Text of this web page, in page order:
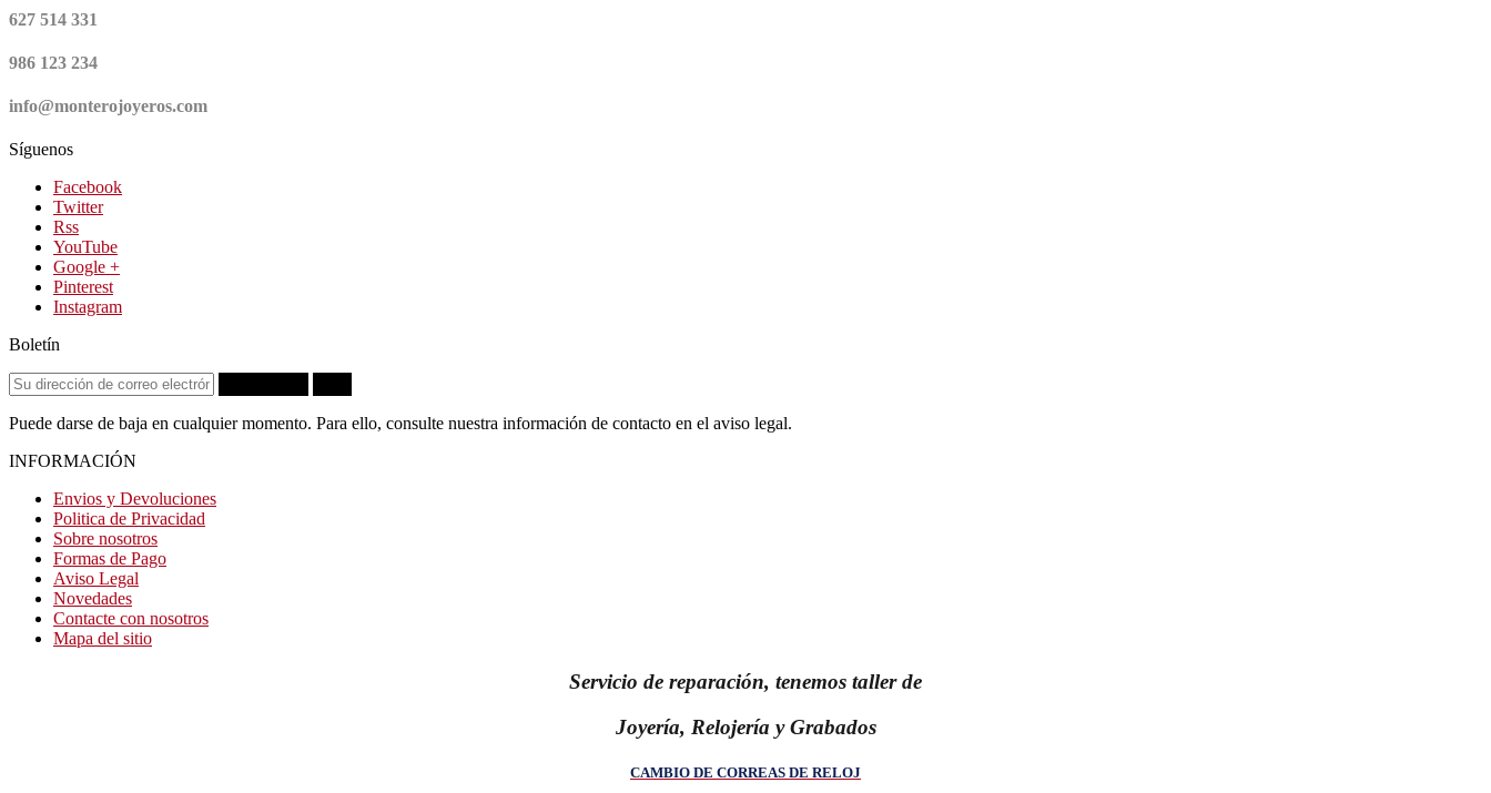
627 514 331
986 123 234
info@monterojoyeros.com
Síguenos
Facebook
Twitter
Rss
YouTube
Google +
Pinterest
Instagram
Boletín
Puede darse de baja en cualquier momento. Para ello, consulte nuestra información de contacto en el aviso legal.
INFORMACIÓN
Envios y Devoluciones
Politica de Privacidad
Sobre nosotros
Formas de Pago
Aviso Legal
Novedades
Contacte con nosotros
Mapa del sitio
Servicio de reparación, tenemos taller de
Joyería, Relojería y Grabados
CAMBIO DE CORREAS DE RELOJ